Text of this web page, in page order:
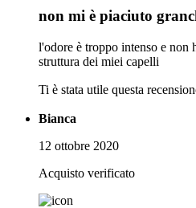
non mi è piaciuto
l'odore è troppo intenso e non
struttura dei miei capelli
Ti è stata utile questa
Bianca
12 ottobre 2020
Acquisto verificato